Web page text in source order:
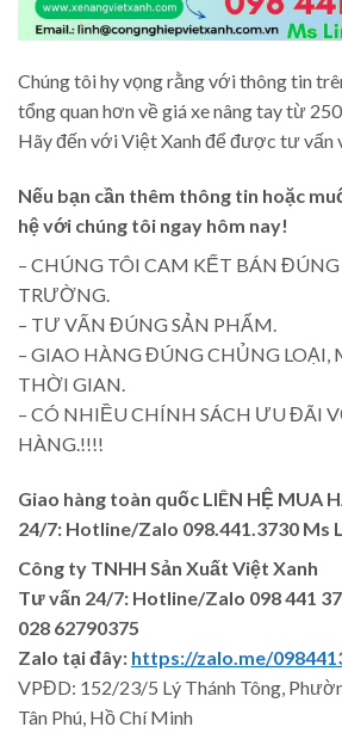
Chúng tôi hy vọng rằng với thông tin
tổng quan hơn về giá xe nâng tay từ
Hãy đến với Việt Xanh để được tư vấn
Nếu bạn cần thêm thông tin hoặc
hệ với chúng tôi ngay hôm nay!
– CHÚNG TÔI CAM KẾT BÁN
TRƯỜNG.
– TƯ VẤN ĐÚNG SẢN PHẨM.
– GIAO HÀNG ĐÚNG CHỦNG LOẠI,
THỜI GIAN.
– CÓ NHIỀU CHÍNH SÁCH ƯU ĐÃI
HÀNG.!!!!
Giao hàng toàn quốc LIÊN HỆ MUA
24/7: Hotline/Zalo 098.441.3730 Ms
Công ty TNHH Sản Xuất Việt Xanh
Tư vấn 24/7: Hotline/Zalo 098 441
028 62790375
Zalo tại đây: https://zalo.me/
VPĐD: 152/23/5 Lý Thánh Tông,
Tân Phú, Hồ Chí Minh